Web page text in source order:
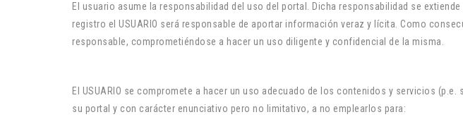
El usuario asume la responsabilidad del uso del portal. Dicha responsabilidad se
registro el USUARIO será responsable de aportar información veraz y lícita. Como
responsable, comprometiéndose a hacer un uso diligente y confidencial de la misma.
El USUARIO se compromete a hacer un uso adecuado de los contenidos y servicios
su portal y con carácter enunciativo pero no limitativo, a no emplearlos para: